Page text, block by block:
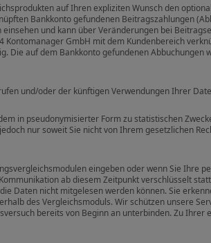
auf Ihren expliziten Wunsch den
Bankkonto gefundenen Beitragszahlungen
und kann über Veränderungen bei
Kontomanager GmbH mit dem Kundenbereich
Die auf dem Bankkonto gefundenen
und/oder der künftigen Verwendungen Ihrer
in pseudonymisierter Form zu statistischen
nur soweit Sie nicht von Ihrem gesetzlichen
eingeben oder wenn Sie Ihre
ab diesem Zeitpunkt verschlüsselt
Daten nicht mitgelesen werden können. Sie
des Vergleichsmoduls. Wir schützen unsere
bereits von Beginn an unterbinden. Zu